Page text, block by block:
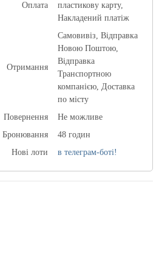
Оплата
пластикову карту,
Накладений платіж
Отримання
Самовивіз, Відправка
Новою Поштою,
Відправка
Транспортною
компанією, Доставка
по місту
Повернення
Не можливе
Бронювання
48 годин
Нові лоти
в телеграм-боті!